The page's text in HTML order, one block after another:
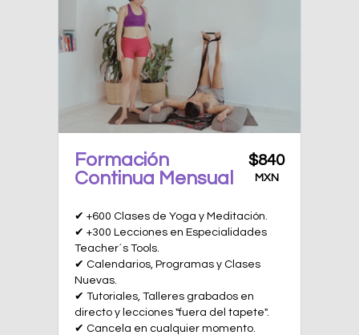
Formación
Continua Mensual
$840
MXN
✔ +600 Clases de Yoga y Meditación.
✔ +300 Lecciones en Especialidades
Teacher´s Tools.
✔ Calendarios, Programas y Clases
Nuevas.
✔ Tutoriales, Talleres grabados en
directo y lecciones "fuera del tapete".
✔ Cancela en cualquier momento.